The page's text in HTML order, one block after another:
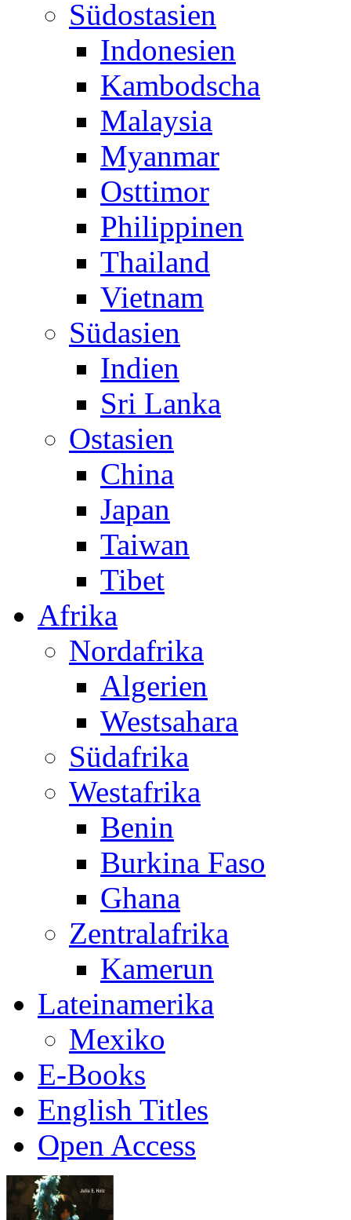
Südostasien
Indonesien
Kambodscha
Malaysia
Myanmar
Osttimor
Philippinen
Thailand
Vietnam
Südasien
Indien
Sri Lanka
Ostasien
China
Japan
Taiwan
Tibet
Afrika
Nordafrika
Algerien
Westsahara
Südafrika
Westafrika
Benin
Burkina Faso
Ghana
Zentralafrika
Kamerun
Lateinamerika
Mexiko
E-Books
English Titles
Open Access